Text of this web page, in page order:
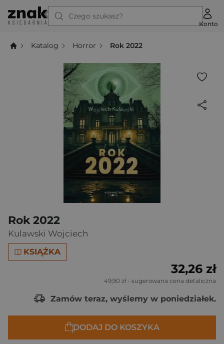
Czego szukasz?
Konto
Katalog Horror Rok 2022
Rok 2022
Kulawski Wojciech
KSIĄŻKA
32,26 zł
49,90 zł - sugerowana cena detaliczna
Zamów teraz, wyślemy w poniedziałek.
DODAJ DO KOSZYKA